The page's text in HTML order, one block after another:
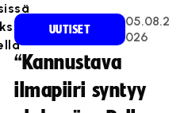
UUTISET
05.08.2
026
“Kannustava
ilmapiiri syntyy